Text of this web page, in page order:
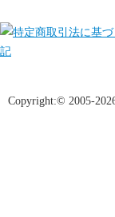
Copyright:© 2005-